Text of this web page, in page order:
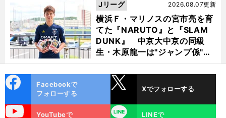
横浜Ｆ・マリノスの宮市亮を育
てた『NARUTO』と『SLAM
DUNK』 中京大中京の同級
生・木原龍一は"ジャンプ係"だ
った
2026.08.07更新
Jリーグ
ok
Facebookで
フォローする
Xでフォローする
YouTubeで LINE LINEで